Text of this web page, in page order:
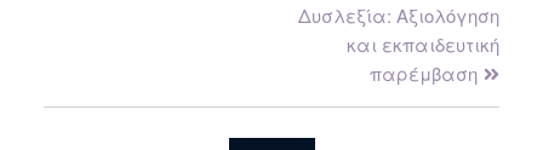
Δυσλεξία: Αξιολόγηση
και εκπαιδευτική
παρέμβαση